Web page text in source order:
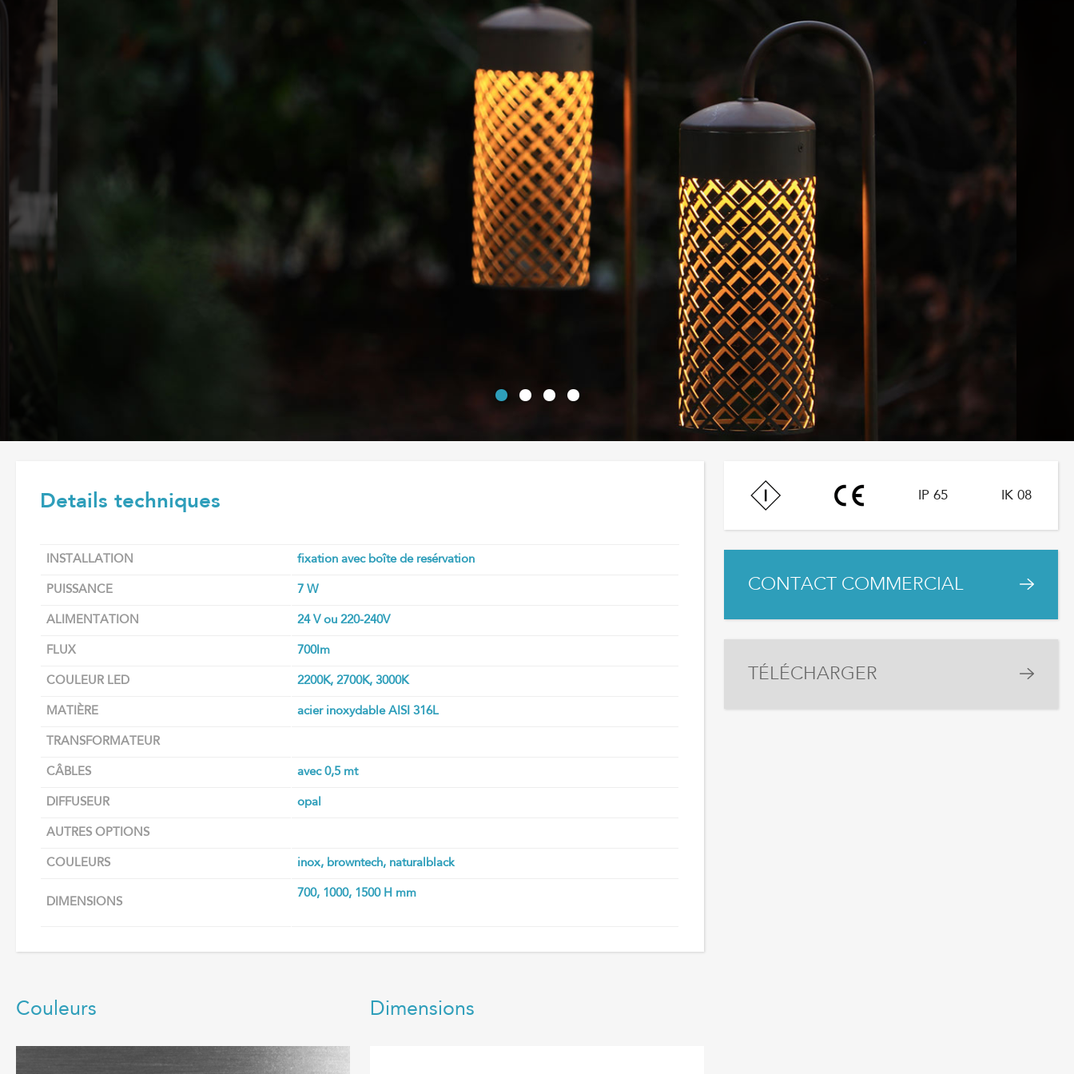
Details techniques
INSTALLATION fixation avec boîte de resérvation
PUISSANCE 7 W
ALIMENTATION 24 V ou 220-240V
FLUX 700lm
COULEUR LED 2200K, 2700K, 3000K
MATIÈRE acier inoxydable AISI 316L
TRANSFORMATEUR
CÂBLES avec 0,5 mt
DIFFUSEUR opal
AUTRES OPTIONS
COULEURS inox, browntech, naturalblack
DIMENSIONS
700, 1000, 1500 H mm
IP 65 IK 08
CONTACT COMMERCIAL
TÉLÉCHARGER
Couleurs Dimensions